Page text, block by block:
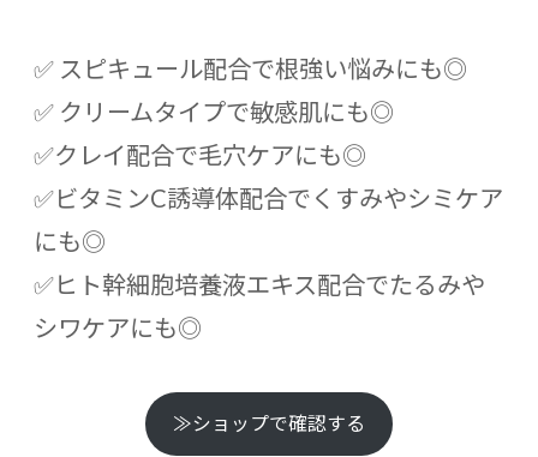
✅ スピキュール配合で根強い悩みにも◎
✅ クリームタイプで敏感肌にも◎
✅クレイ配合で毛穴ケアにも◎
✅ビタミンC誘導体配合でくすみやシミケア
にも◎
✅ヒト幹細胞培養液エキス配合でたるみや
シワケアにも◎
≫ショップで確認する